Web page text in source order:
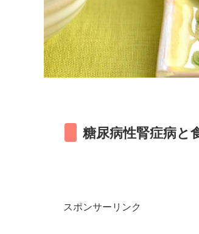
糖尿病性腎症病と
スポンサーリンク